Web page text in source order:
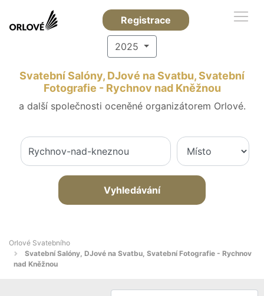
Registrace
2025
Svatební Salóny, DJové na Svatbu, Svatební
Fotografie - Rychnov nad Kněžnou
a další společnosti oceněné organizátorem Orlové.
Vyhledávání
Orlové Svatebního
Svatební Salóny, DJové na Svatbu, Svatební Fotografie - Rychnov
nad Kněžnou